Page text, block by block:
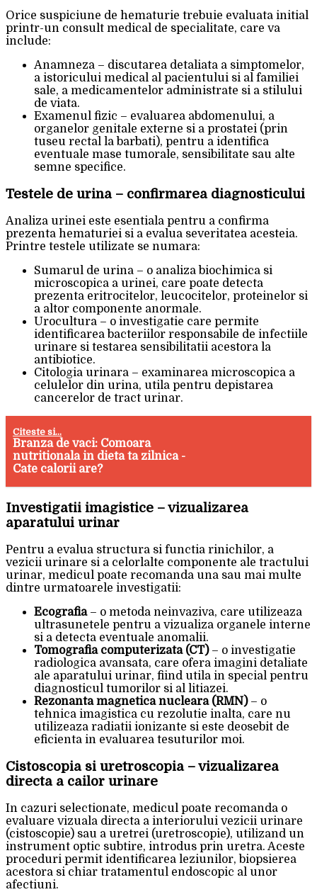
Orice suspiciune de hematurie trebuie evaluata initial
printr-un consult medical de specialitate, care va
include:
Anamneza – discutarea detaliata a simptomelor,
a istoricului medical al pacientului si al familiei
sale, a medicamentelor administrate si a stilului
de viata.
Examenul fizic – evaluarea abdomenului, a
organelor genitale externe si a prostatei (prin
tuseu rectal la barbati), pentru a identifica
eventuale mase tumorale, sensibilitate sau alte
semne specifice.
Testele de urina – confirmarea diagnosticului
Analiza urinei este esentiala pentru a confirma
prezenta hematuriei si a evalua severitatea acesteia.
Printre testele utilizate se numara:
Sumarul de urina – o analiza biochimica si
microscopica a urinei, care poate detecta
prezenta eritrocitelor, leucocitelor, proteinelor si
a altor componente anormale.
Urocultura – o investigatie care permite
identificarea bacteriilor responsabile de infectiile
urinare si testarea sensibilitatii acestora la
antibiotice.
Citologia urinara – examinarea microscopica a
celulelor din urina, utila pentru depistarea
cancerelor de tract urinar.
Citeste si...
Branza de vaci: Comoara
nutritionala in dieta ta zilnica -
Cate calorii are?
Investigatii imagistice – vizualizarea
aparatului urinar
Pentru a evalua structura si functia rinichilor, a
vezicii urinare si a celorlalte componente ale tractului
urinar, medicul poate recomanda una sau mai multe
dintre urmatoarele investigatii:
Ecografia– o metoda neinvaziva, care utilizeaza
ultrasunetele pentru a vizualiza organele interne
si a detecta eventuale anomalii.
Tomografia computerizata (CT)– o investigatie
radiologica avansata, care ofera imagini detaliate
ale aparatului urinar, fiind utila in special pentru
diagnosticul tumorilor si al litiazei.
Rezonanta magnetica nucleara (RMN)– o
tehnica imagistica cu rezolutie inalta, care nu
utilizeaza radiatii ionizante si este deosebit de
eficienta in evaluarea tesuturilor moi.
Cistoscopia si uretroscopia – vizualizarea
directa a cailor urinare
In cazuri selectionate, medicul poate recomanda o
evaluare vizuala directa a interiorului vezicii urinare
(cistoscopie) sau a uretrei (uretroscopie), utilizand un
instrument optic subtire, introdus prin uretra. Aceste
proceduri permit identificarea leziunilor, biopsierea
acestora si chiar tratamentul endoscopic al unor
afectiuni.